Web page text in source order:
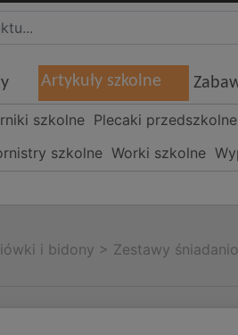
Artykuły szkolne
szkolne Plecaki przedszkolne
szkolne Worki szkolne
i bidony > Zestawy